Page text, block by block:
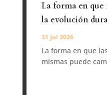
La forma en
la evolución
31 Jul 2026
La forma en que
mismas puede